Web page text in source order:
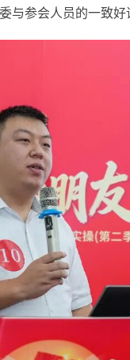
与参会人员的一致好